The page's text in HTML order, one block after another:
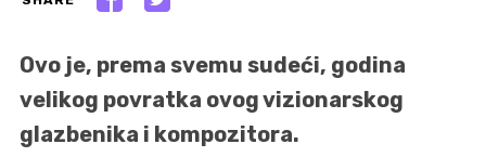
Ovo je, prema svemu sudeći, godina
velikog povratka ovog vizionarskog
glazbenika i kompozitora.